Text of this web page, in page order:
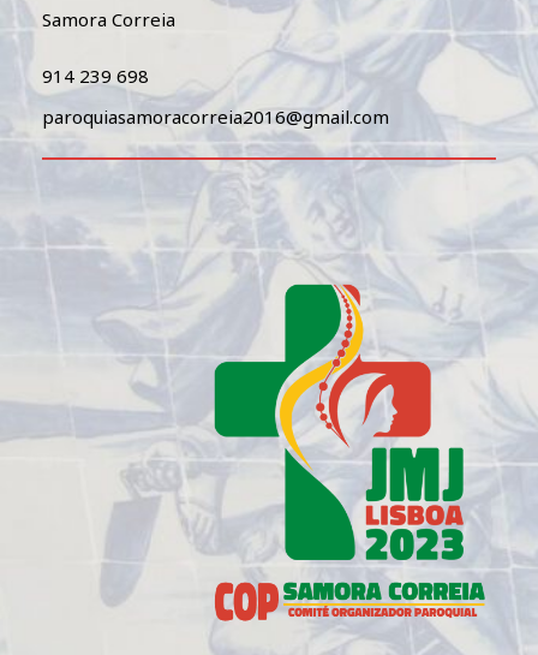
Samora Correia
914 239 698
paroquiasamoracorreia2016@gmail.com